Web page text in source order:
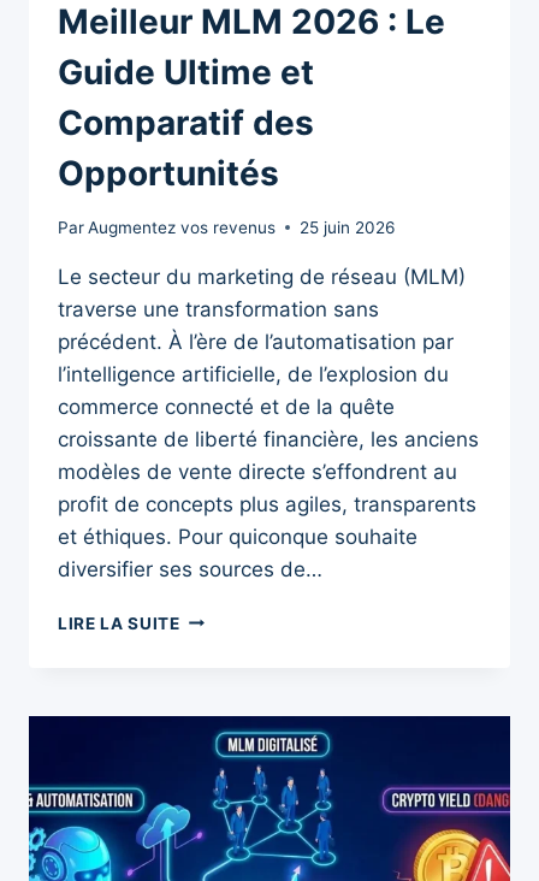
Meilleur MLM 2026 : Le
Guide Ultime et
Comparatif des
Opportunités
ParAugmentez vos revenus 25 juin 2026
Le secteur du marketing de réseau (MLM)
traverse une transformation sans
précédent. À l’ère de l’automatisation par
l’intelligence artificielle, de l’explosion du
commerce connecté et de la quête
croissante de liberté financière, les anciens
modèles de vente directe s’effondrent au
profit de concepts plus agiles, transparents
et éthiques. Pour quiconque souhaite
diversifier ses sources de…
LIRE LA SUITEMEILLEUR
LE
GUIDE
ULTIME
COMPARATIF
DES
OPPORTUNITÉS